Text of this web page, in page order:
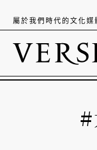
屬於我們時代的文化媒